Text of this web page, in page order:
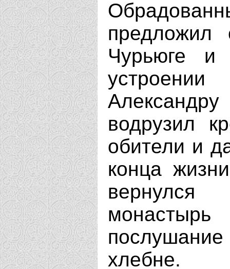
предложил
Чурьюге и
водрузил
обители и
конца
вернулся
послушание
хлебне.